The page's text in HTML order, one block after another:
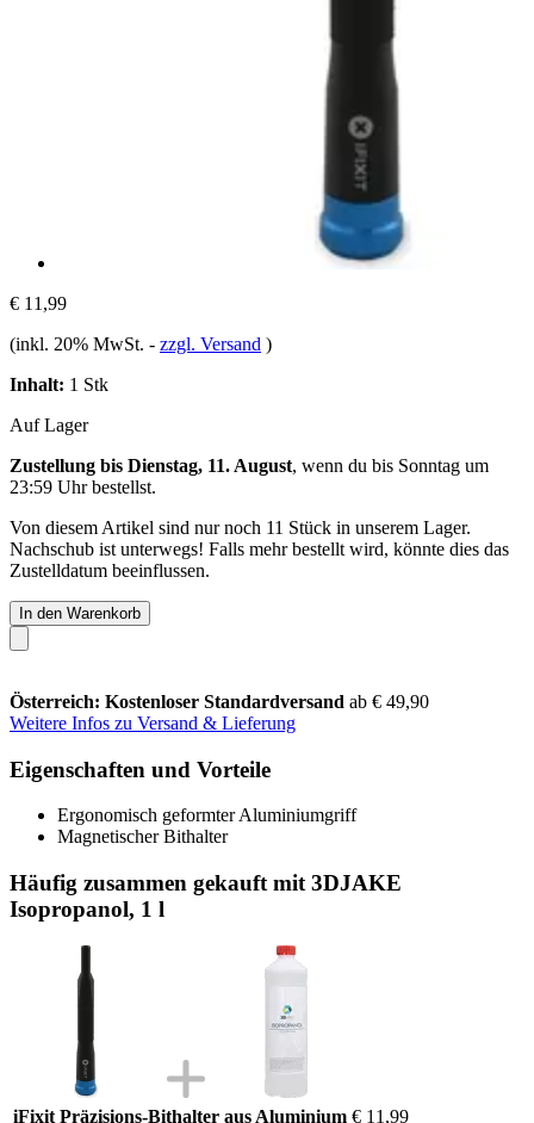
€ 11,99
(inkl. 20% MwSt. - zzgl. Versand )
Inhalt: 1 Stk
Auf Lager
Zustellung bis Dienstag, 11. August, wenn du bis Sonntag um
23:59 Uhrbestellst.
Von diesem Artikel sind nur noch 11 Stück in unserem Lager.
Nachschub ist unterwegs! Falls mehr bestellt wird, könnte dies das
Zustelldatum beeinflussen.
In den Warenkorb
Österreich: Kostenloser Standardversand ab € 49,90
Weitere Infos zu Versand & Lieferung
Eigenschaften und Vorteile
Ergonomisch geformter Aluminiumgriff
Magnetischer Bithalter
Häufig zusammen gekauft mit 3DJAKE
Isopropanol, 1 l
iFixit Präzisions-Bithalter aus Aluminium € 11,99